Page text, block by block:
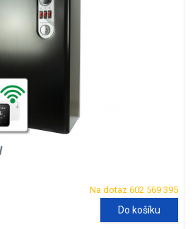
Na dotaz 602 569 395
Do košíku